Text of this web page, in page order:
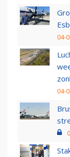
04-
04-